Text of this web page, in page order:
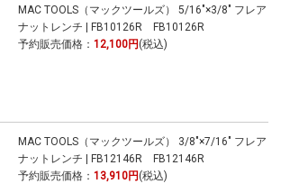
MAC TOOLS（マックツールズ） 5/16"×3/8" フレア
ナットレンチ | FB10126R FB10126R
予約販売価格： 12,100円 (税込)
MAC TOOLS（マックツールズ） 3/8"×7/16" フレア
ナットレンチ | FB12146R FB12146R
予約販売価格： 13,910円 (税込)